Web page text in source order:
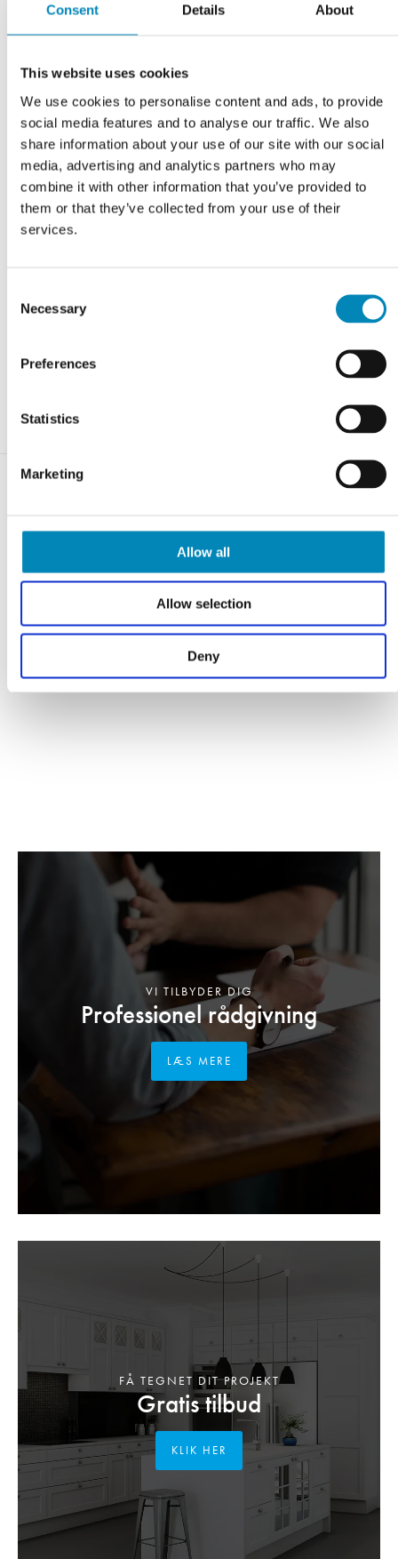
Consent Details About
This website uses cookies
We use cookies to personalise content and ads, to provide
social media features and to analyse our traffic. We also
share information about your use of our site with our social
media, advertising and analytics partners who may
combine it with other information that you’ve provided to
them or that they’ve collected from your use of their
services.
Selection
Necessary
Preferences
Statistics
Marketing
Allow all
Allow selection
Deny
LÅN GRATIS VAREPRØVE - MOD DEPOSITUM
Varenummer: bsas_basicplus_new_york_mat_neolith_keramik
Har du brug for hjælp?
Kontoret er åbent alle ugens dage 9-22. Tlf. 9743 0500
Professionel rådgivning
VI TILBYDER DIG
LÆS MERE
Gratis tilbud
FÅ TEGNET DIT PROJEKT
KLIK HER